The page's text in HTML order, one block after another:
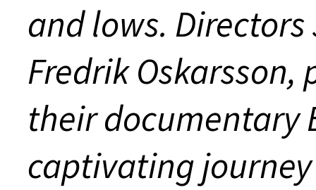
and lows.
Fredrik
their documentary
captivating